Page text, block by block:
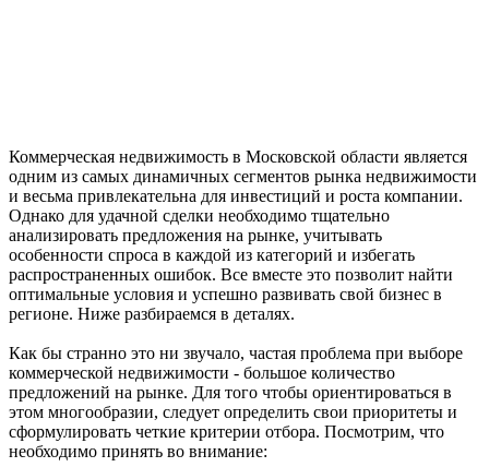
Коммерческая недвижимость в Московской области является
одним из самых динамичных сегментов рынка недвижимости
и весьма привлекательна для инвестиций и роста компании.
Однако для удачной сделки необходимо тщательно
анализировать предложения на рынке, учитывать
особенности спроса в каждой из категорий и избегать
распространенных ошибок. Все вместе это позволит найти
оптимальные условия и успешно развивать свой бизнес в
регионе. Ниже разбираемся в деталях.
Как бы странно это ни звучало, частая проблема при выборе
коммерческой недвижимости - большое количество
предложений на рынке. Для того чтобы ориентироваться в
этом многообразии, следует определить свои приоритеты и
сформулировать четкие критерии отбора. Посмотрим, что
необходимо принять во внимание: